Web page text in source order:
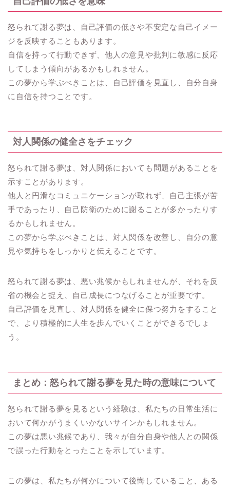
怒られて謝る夢は、自己評価の低さや不安定な自己イメー
ジを反映することもあります。
自信を持って行動できず、他人の意見や批判に敏感に反応
してしまう傾向があるかもしれません。
この夢から学ぶべきことは、自己評価を見直し、自分自身
に自信を持つことです。
対人関係の健全さをチェック
怒られて謝る夢は、対人関係においても問題があることを
示すことがあります。
他人と円滑なコミュニケーションが取れず、自己主張が苦
手であったり、自己防衛のために謝ることが多かったりす
るかもしれません。
この夢から学ぶべきことは、対人関係を改善し、自分の意
見や気持ちをしっかりと伝えることです。
怒られて謝る夢は、悪い兆候かもしれませんが、それを反
省の機会と捉え、自己成長につなげることが重要です。
自己評価を見直し、対人関係を健全に保つ努力をすること
で、より積極的に人生を歩んでいくことができるでしょ
う。
まとめ：怒られて謝る夢を見た時の意味について
怒られて謝る夢を見るという経験は、私たちの日常生活に
おいて何かがうまくいかないサインかもしれません。
この夢は悪い兆候であり、我々が自分自身や他人との関係
で誤った行動をとったことを示しています。
この夢は、私たちが何かについて後悔していること、ある